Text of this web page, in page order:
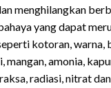
menghilangkan
yang dapat
kotoran, warna,
mangan, amonia,
radiasi, nitrat